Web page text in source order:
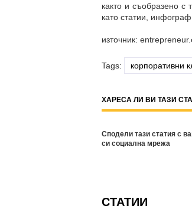
както и съобразено с
като статии,
източник:
Tags: корпоративни
ХАРЕСА ЛИ ВИ ТАЗИ
Сподели тази статия с
си социална мрежа
СТАТИИ